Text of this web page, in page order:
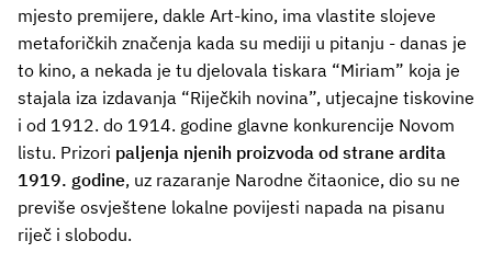
mjesto premijere, dakle Art-kino, ima vlastite slojeve
metaforičkih značenja kada su mediji u pitanju - danas je
to kino, a nekada je tu djelovala tiskara “Miriam” koja je
stajala iza izdavanja “Riječkih novina”, utjecajne tiskovine
i od 1912. do 1914. godine glavne konkurencije Novom
listu. Prizori paljenja njenih proizvoda od strane ardita
1919. godine, uz razaranje Narodne čitaonice, dio su ne
previše osvještene lokalne povijesti napada na pisanu
riječ i slobodu.